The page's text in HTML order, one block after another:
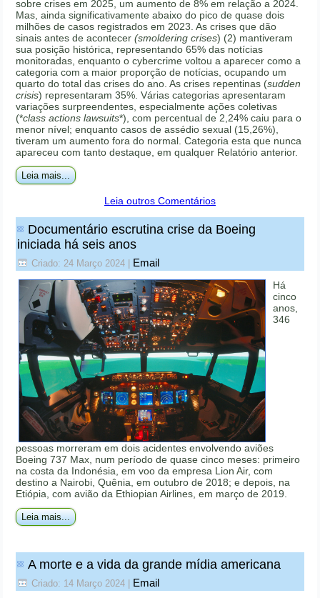
sobre crises em 2025, um aumento de 8% em relação a 2024.
Mas, ainda significativamente abaixo do pico de quase dois
milhões de casos registrados em 2023. As crises que dão
sinais antes de acontecer(smoldering crises) (2) mantiveram
sua posição histórica, representando 65% das notícias
monitoradas, enquanto o cybercrime voltou a aparecer como a
categoria com a maior proporção de notícias, ocupando um
quarto do total das crises do ano. As crises repentinas (sudden
crisis) representaram 35%. Várias categorias apresentaram
variações surpreendentes, especialmente ações coletivas
(*class actions lawsuits*), com percentual de 2,24% caiu para o
menor nível; enquanto casos de assédio sexual (15,26%),
tiveram um aumento fora do normal. Categoria esta que nunca
apareceu com tanto destaque, em qualquer Relatório anterior.
Leia mais...
Leia outros Comentários
Documentário escrutina crise da Boeing
iniciada há seis anos
Criado: 24 Março 2024 Email
Há
cinco
anos,
346
pessoas morreram em dois acidentes envolvendo aviões
Boeing 737 Max, num período de quase cinco meses: primeiro
na costa da Indonésia, em voo da empresa Lion Air, com
destino a Nairobi, Quênia, em outubro de 2018; e depois, na
Etiópia, com avião da Ethiopian Airlines, em março de 2019.
Leia mais...
A morte e a vida da grande mídia americana
Criado: 14 Março 2024 Email